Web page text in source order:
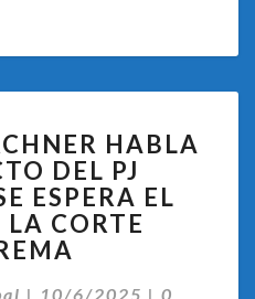
KIRCHNER
HABLA
EN
UN
ACTO
DEL
PJ
HABLA
DEL PJ
ESPERA EL
LA CORTE
| 10/6/2025 | 0